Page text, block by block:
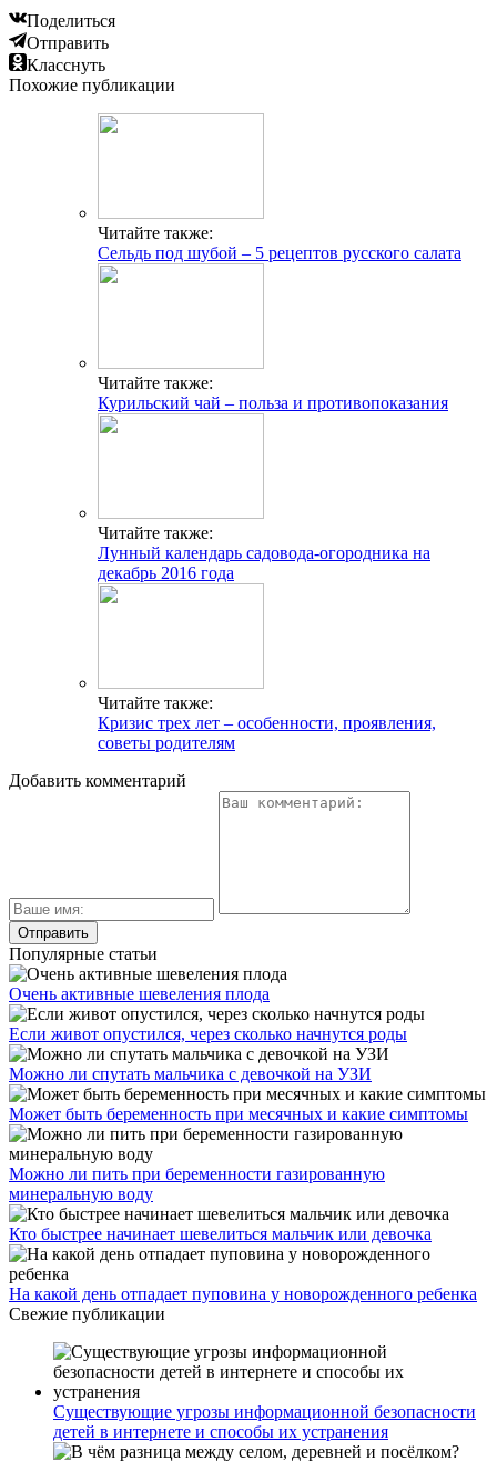
Поделиться
Отправить
Класснуть
Похожие публикации
Читайте также:
Сельдь под шубой – 5 рецептов русского салата
Читайте также:
Курильский чай – польза и противопоказания
Читайте также:
Лунный календарь садовода-огородника на
декабрь 2016 года
Читайте также:
Кризис трех лет – особенности, проявления,
советы родителям
Добавить комментарий
Популярные статьи
Очень активные шевеления плода
Если живот опустился, через сколько начнутся роды
Можно ли спутать мальчика с девочкой на УЗИ
Может быть беременность при месячных и какие симптомы
Можно ли пить при беременности газированную
минеральную воду
Кто быстрее начинает шевелиться мальчик или девочка
На какой день отпадает пуповина у новорожденного ребенка
Свежие публикации
Существующие угрозы информационной безопасности
детей в интернете и способы их устранения